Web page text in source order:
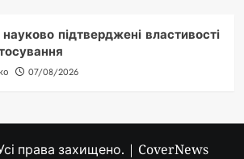
підтверджені властивості
07/08/2026
права захищено. | CoverNews